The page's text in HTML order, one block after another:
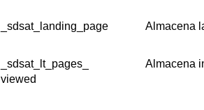
_sdsat_landing_page Almacena
_sdsat_lt_pages_
viewed
Almacena